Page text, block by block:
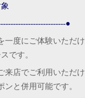
●
一度にご体験いただけ
です。
来店でご利用いただけ
ンと併用可能です。